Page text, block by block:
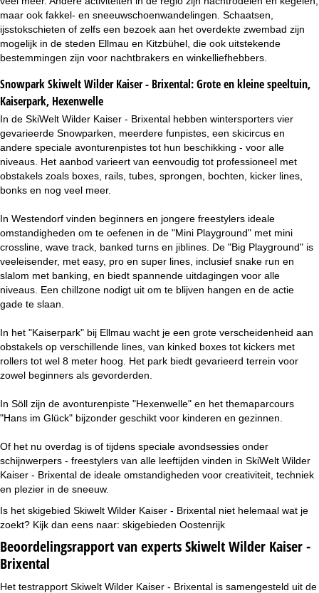
maar ook fakkel- en sneeuwschoenwandelingen. Schaatsen,
ijsstokschieten of zelfs een bezoek aan het overdekte zwembad zijn
mogelijk in de steden Ellmau en Kitzbühel, die ook uitstekende
bestemmingen zijn voor nachtbrakers en winkelliefhebbers.
Snowpark Skiwelt Wilder Kaiser - Brixental:Grote en kleine speeltuin,
Kaiserpark, Hexenwelle
In de SkiWelt Wilder Kaiser - Brixental hebben wintersporters vier
gevarieerde Snowparken, meerdere funpistes, een skicircus en
andere speciale avonturenpistes tot hun beschikking - voor alle
niveaus. Het aanbod varieert van eenvoudig tot professioneel met
obstakels zoals boxes, rails, tubes, sprongen, bochten, kicker lines,
bonks en nog veel meer.
In Westendorf vinden beginners en jongere freestylers ideale
omstandigheden om te oefenen in de "Mini Playground" met mini
crossline, wave track, banked turns en jiblines. De "Big Playground" is
veeleisender, met easy, pro en super lines, inclusief snake run en
slalom met banking, en biedt spannende uitdagingen voor alle
niveaus. Een chillzone nodigt uit om te blijven hangen en de actie
gade te slaan.
In het "Kaiserpark" bij Ellmau wacht je een grote verscheidenheid aan
obstakels op verschillende lines, van kinked boxes tot kickers met
rollers tot wel 8 meter hoog. Het park biedt gevarieerd terrein voor
zowel beginners als gevorderden.
In Söll zijn de avonturenpiste "Hexenwelle" en het themaparcours
"Hans im Glück" bijzonder geschikt voor kinderen en gezinnen.
Of het nu overdag is of tijdens speciale avondsessies onder
schijnwerpers - freestylers van alle leeftijden vinden in SkiWelt Wilder
Kaiser - Brixental de ideale omstandigheden voor creativiteit, techniek
en plezier in de sneeuw.
Is het skigebied Skiwelt Wilder Kaiser - Brixental niet helemaal wat je
zoekt? Kijk dan eens naar: skigebieden Oostenrijk
Beoordelingsrapport van experts Skiwelt Wilder Kaiser -
Brixental
Het testrapport Skiwelt Wilder Kaiser - Brixental is samengesteld uit de